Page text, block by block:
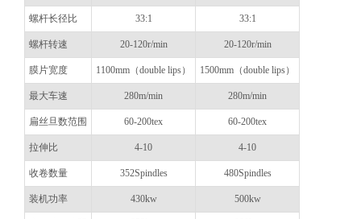
螺杆长径比 33:1 33:1
螺杆转速 20-120r/min 20-120r/min
膜片宽度 1100mm（double lips） 1500mm（double lips）
最大车速 280m/min 280m/min
扁丝旦数范围 60-200tex 60-200tex
拉伸比 4-10 4-10
收卷数量 352Spindles 480Spindles
装机功率 430kw 500kw